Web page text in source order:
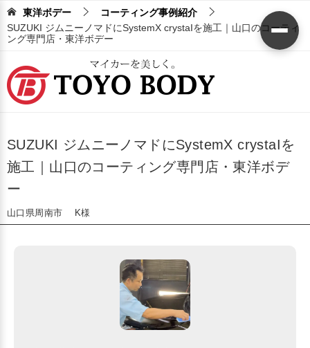
東洋ボデー
コーティング事例紹介
SUZUKI ジムニーノマドにSystemX crystaIを施工｜山口のコーティ
ング専門店・東洋ボデー
SUZUKI ジムニーノマドにSystemX crystaIを
施工｜山口のコーティング専門店・東洋ボデ
ー
山口県周南市 K様